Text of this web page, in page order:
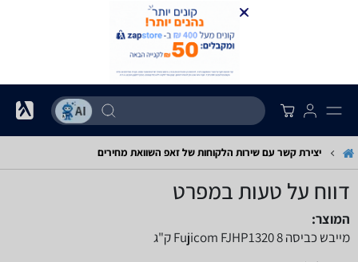
יצירת קשר עם שירות הלקוחות של זאפ השוואת מחירים
דווח על טעות במפרט
המוצר:
מייבש כביסה Fujicom FJHP1320 8 ק"ג